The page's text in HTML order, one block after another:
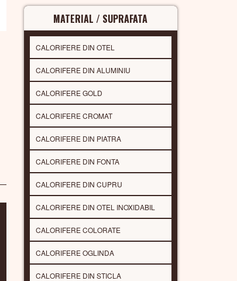
MATERIAL / SUPRAFATA
CALORIFERE DIN OTEL
CALORIFERE DIN ALUMINIU
CALORIFERE GOLD
CALORIFERE CROMAT
CALORIFERE DIN PIATRA
CALORIFERE DIN FONTA
CALORIFERE DIN CUPRU
CALORIFERE DIN OTEL INOXIDABIL
CALORIFERE COLORATE
CALORIFERE OGLINDA
CALORIFERE DIN STICLA